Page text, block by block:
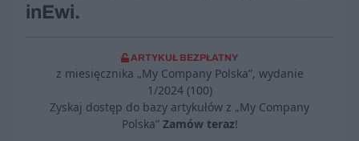
inEwi.
ARTYKUŁ BEZPŁATNY
z miesięcznika „My Company Polska”, wydanie
1/2024 (100)
Zyskaj dostęp do bazy artykułów z „My Company
Polska” Zamów teraz!